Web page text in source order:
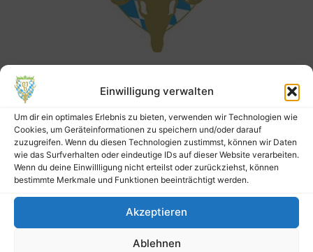
Einwilligung verwalten
Um dir ein optimales Erlebnis zu bieten, verwenden wir Technologien wie
Cookies, um Geräteinformationen zu speichern und/oder darauf
zuzugreifen. Wenn du diesen Technologien zustimmst, können wir Daten
wie das Surfverhalten oder eindeutige IDs auf dieser Website verarbeiten.
Wenn du deine Einwillligung nicht erteilst oder zurückziehst, können
bestimmte Merkmale und Funktionen beeinträchtigt werden.
Akzeptieren
Ablehnen
Kreisgruppe
Bad Kötzting
Ergebnisliste
Landkreismeisterschaft 2018